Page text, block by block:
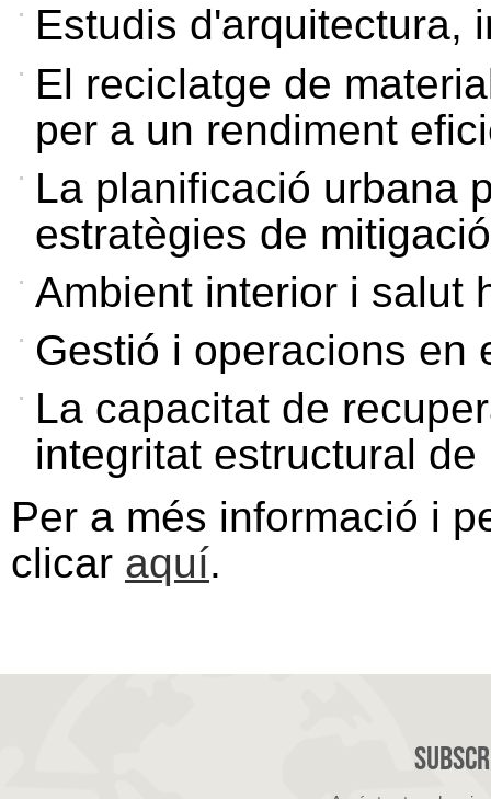
Estudis d'arquitectura,
El reciclatge de
per a un rendiment
La planificació urbana
estratègies de
Ambient interior i salut
Gestió i operacions en
La capacitat de
integritat estructural
Per a més informació i
clicar aquí.